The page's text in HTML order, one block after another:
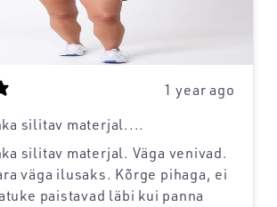
1 year ago
silitav materjal....
silitav materjal. Väga venivad.
väga ilusaks. Kõrge pihaga, ei
paistavad läbi kui panna